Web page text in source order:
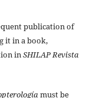
publication of
it in a book,
inSHILAP Revista
must be